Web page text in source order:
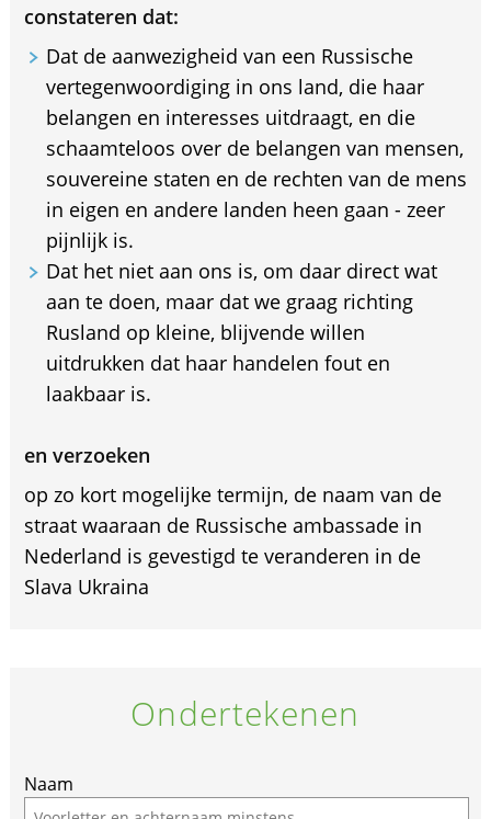
constateren dat:
Dat de aanwezigheid van een Russische
vertegenwoordiging in ons land, die haar
belangen en interesses uitdraagt, en die
schaamteloos over de belangen van mensen,
souvereine staten en de rechten van de mens
in eigen en andere landen heen gaan - zeer
pijnlijk is.
Dat het niet aan ons is, om daar direct wat
aan te doen, maar dat we graag richting
Rusland op kleine, blijvende willen
uitdrukken dat haar handelen fout en
laakbaar is.
en verzoeken
op zo kort mogelijke termijn, de naam van de
straat waaraan de Russische ambassade in
Nederland is gevestigd te veranderen in de
Slava Ukraina
Ondertekenen
Naam